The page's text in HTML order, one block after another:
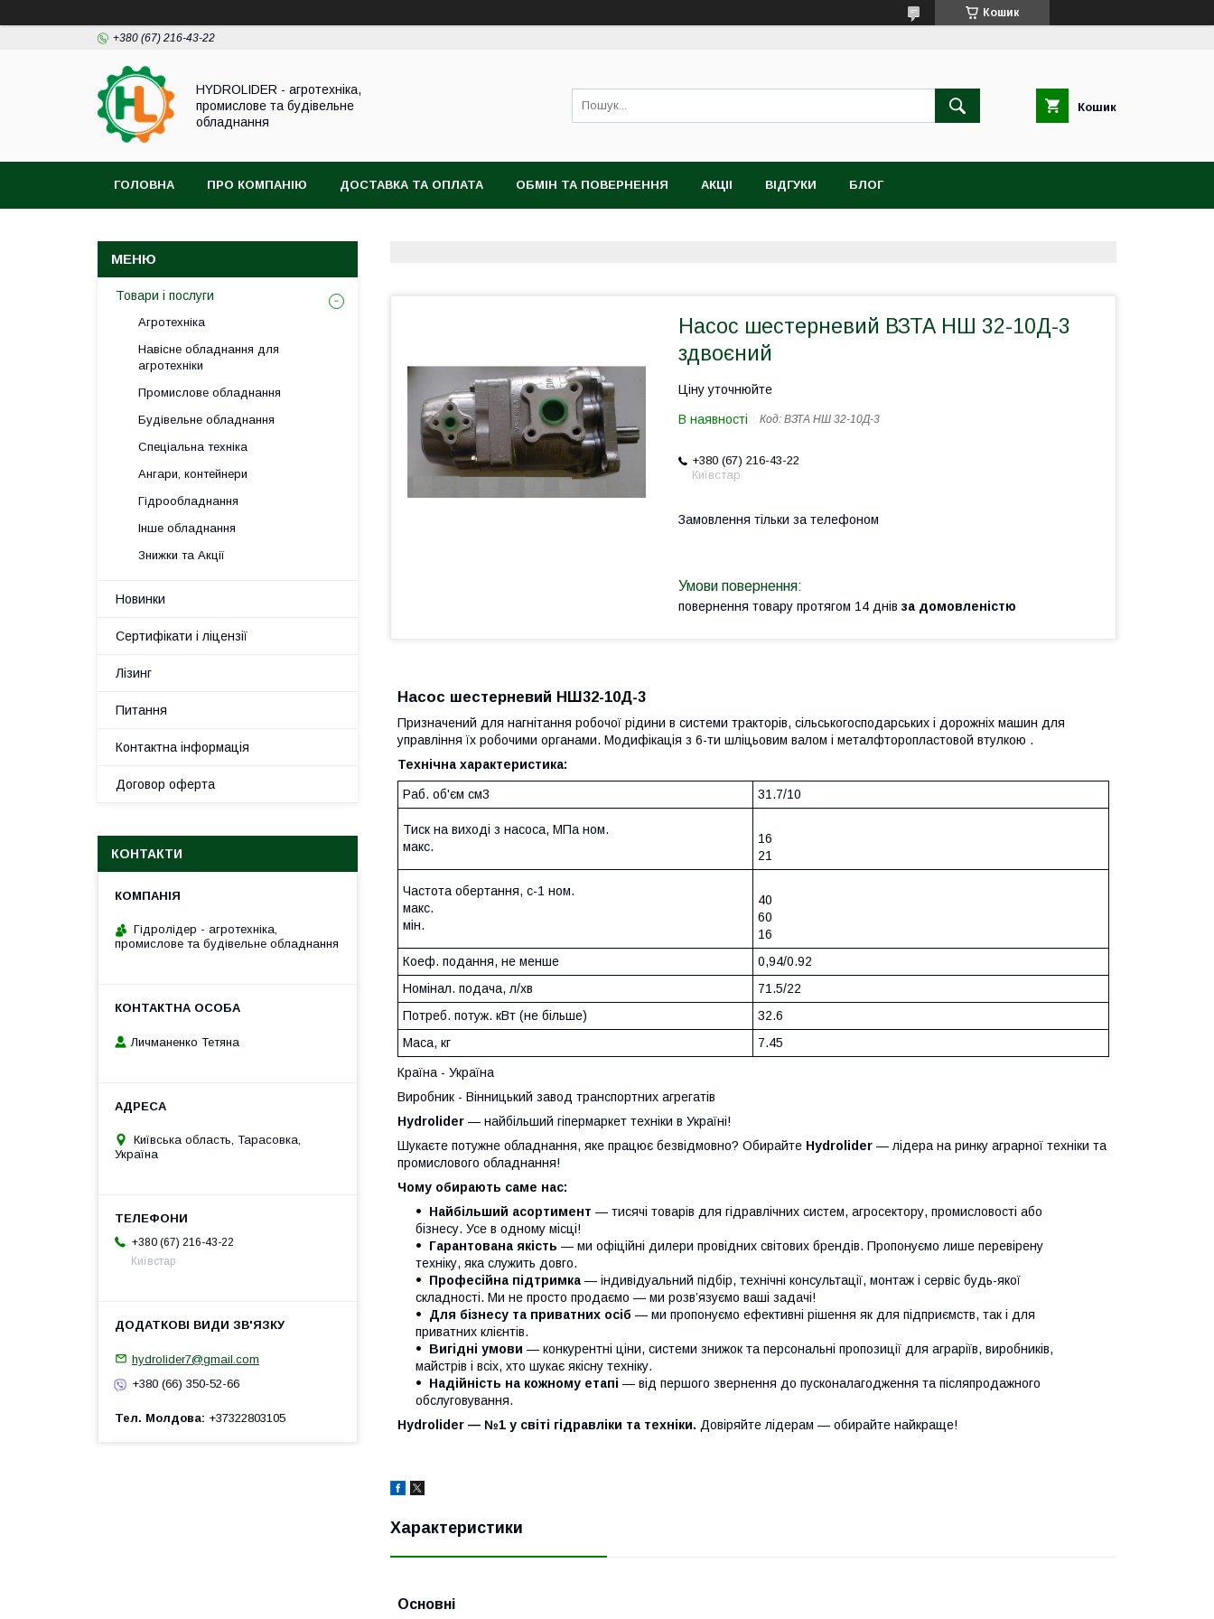
Кошик
+380 (67) 216-43-22
HYDROLIDER - агротехніка,
промислове та будівельне
обладнання
Кошик
ГОЛОВНА ПРО КОМПАНІЮ ДОСТАВКА ТА ОПЛАТА ОБМІН ТА ПОВЕРНЕННЯ АКЦІІ ВІДГУКИ БЛОГ
Насос шестерневий ВЗТА НШ 32-10Д-3
здвоєний
Ціну уточнюйте
В наявності Код: ВЗТА НШ 32-10Д-3
+380 (67) 216-43-22
Київстар
Замовлення тільки за телефоном
повернення товару протягом 14 днів за домовленістю
Насос шестерневий НШ32-10Д-3
Призначений для нагнітання робочої рідини в системи тракторів, сільськогосподарських і дорожніх машин для
управління їх робочими органами. Модифікація з 6-ти шліцьовим валом і металфторопластовой втулкою .
Технічна характеристика:
Раб. об'єм см3 31.7/10
Тиск на виході з насоса, МПа ном.
макс.
16
21
Частота обертання, с-1 ном.
макс.
мін.
40
60
16
Коеф. подання, не менше
0,94/0.92
Номінал. подача, л/хв
71.5/22
Потреб. потуж. кВт (не більше)
32.6
Маса, кг
7.45
Країна - Україна
Виробник - Вінницький завод транспортних агрегатів
Hydrolider — найбільший гіпермаркет техніки в Україні!
Шукаєте потужне обладнання, яке працює безвідмовно? Обирайте Hydrolider — лідера на ринку аграрної техніки та
промислового обладнання!
Чому обирають саме нас:
Найбільший асортимент — тисячі товарів для гідравлічних систем, агросектору, промисловості або
бізнесу. Усе в одному місці!
Гарантована якість — ми офіційні дилери провідних світових брендів. Пропонуємо лише перевірену
техніку, яка служить довго.
Професійна підтримка — індивідуальний підбір, технічні консультації, монтаж і сервіс будь-якої
складності. Ми не просто продаємо — ми розв’язуємо ваші задачі!
Для бізнесу та приватних осіб — ми пропонуємо ефективні рішення як для підприємств, так і для
приватних клієнтів.
Вигідні умови — конкурентні ціни, системи знижок та персональні пропозиції для аграріїв, виробників,
майстрів і всіх, хто шукає якісну техніку.
Надійність на кожному етапі — від першого звернення до пусконалагодження та післяпродажного
обслуговування.
Hydrolider — №1 у світі гідравліки та техніки. Довіряйте лідерам — обирайте найкраще!
Характеристики
Основні
Товари і послуги
Агротехніка
Навісне обладнання для
агротехніки
Промислове обладнання
Будівельне обладнання
Спеціальна техніка
Ангари, контейнери
Гідрообладнання
Інше обладнання
Знижки та Акції
Новинки
Сертифікати і ліцензії
Лізинг
Питання
Контактна інформація
Договор оферта
КОНТАКТИ
Гідролідер - агротехніка,
промислове та будівельне обладнання
Личманенко Тетяна
Київська область, Тарасовка,
Україна
+380 (67) 216-43-22
Київстар
hydrolider7@gmail.com
+380 (66) 350-52-66
Тел. Молдова +37322803105